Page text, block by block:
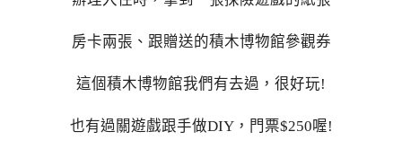
房卡兩張、跟贈送的積木博物館參觀券
這個積木博物館我們有去過，很好玩!
也有過關遊戲跟手做DIY，門票$250喔!